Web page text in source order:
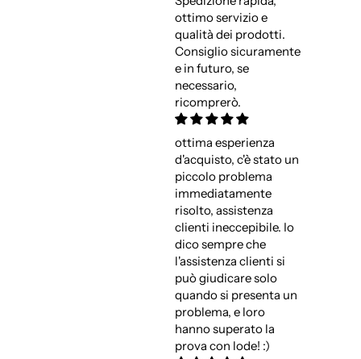
ottimo servizio e
qualità dei prodotti.
Consiglio sicuramente
e in futuro, se
necessario,
ricomprerò.
ottima esperienza
d'acquisto, c'è stato un
piccolo problema
immediatamente
risolto, assistenza
clienti ineccepibile. Io
dico sempre che
l'assistenza clienti si
può giudicare solo
quando si presenta un
problema, e loro
hanno superato la
prova con lode! :)